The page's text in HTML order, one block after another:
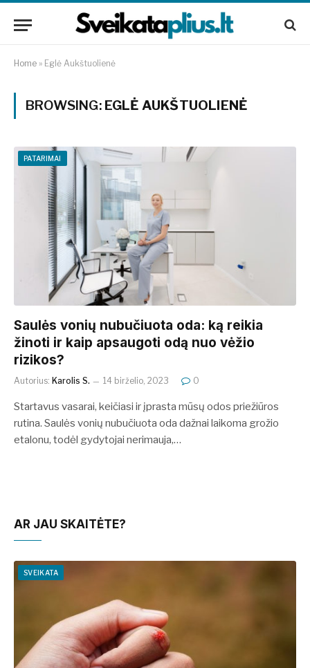
Home » Eglė Aukštuolienė
BROWSING: EGLĖ AUKŠTUOLIENĖ
PATARIMAI
Saulės vonių nubučiuota oda: ką reikia
žinoti ir kaip apsaugoti odą nuo vėžio
rizikos?
Autorius: Karolis S. 14 birželio, 2023 0
Startavus vasarai, keičiasi ir įprasta mūsų odos priežiūros
rutina. Saulės vonių nubučiuota oda dažnai laikoma grožio
etalonu, todėl gydytojai nerimauja,…
AR JAU SKAITĖTE?
SVEIKATA